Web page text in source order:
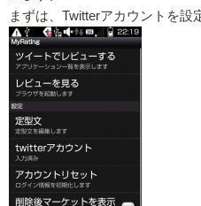
まずは、Twitterアカウントを設